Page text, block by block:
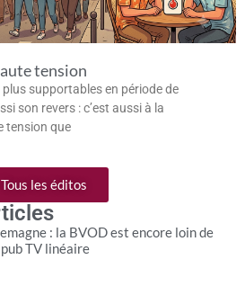
tension
supportables en période de
son revers : c’est aussi à la
tension que
Tous les éditos
: la BVOD est encore loin de
TV linéaire